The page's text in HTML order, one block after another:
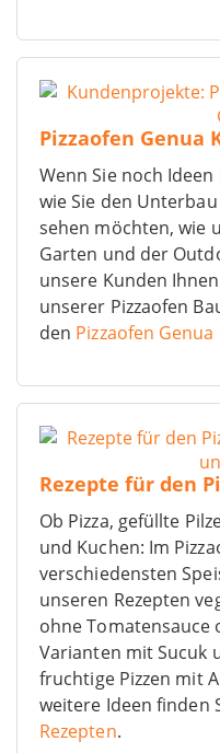
Pizzaofen Genua
Wenn Sie noch
wie Sie den
sehen möchten, wie
Garten und der
unsere Kunden
unserer Pizzaofen
den Pizzaofen
Rezepte für den
Ob Pizza, gefüllte
und Kuchen: Im
verschiedensten
unseren Rezepten
ohne Tomatensauce
Varianten mit Sucuk
fruchtige Pizzen mit
weitere Ideen finden
Rezepten.